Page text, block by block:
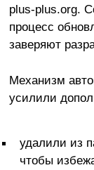
plus-plus.org.
процесс
заверяют
Механизм
усилили
удалили из
чтобы